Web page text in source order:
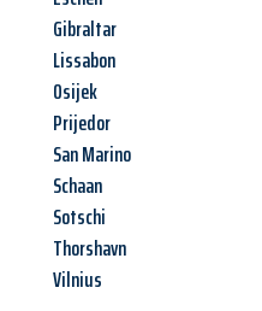
Gibraltar
Lissabon
Osijek
Prijedor
San Marino
Schaan
Sotschi
Thorshavn
Vilnius